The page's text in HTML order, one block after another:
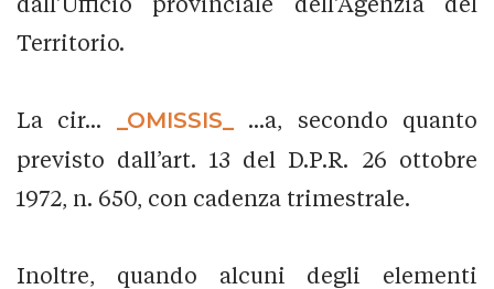
Territorio.
La cir... _OMISSIS_
...a, secondo quanto
previsto dall’art. 13 del D.P.R. 26 ottobre
1972, n. 650, con cadenza trimestrale.
Inoltre, quando alcuni degli elementi